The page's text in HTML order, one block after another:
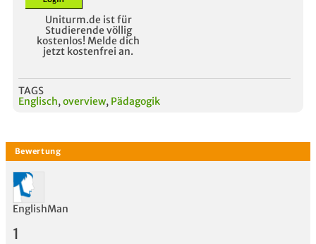
Uniturm.de ist für
Studierende völlig
kostenlos! Melde dich
jetzt kostenfrei an.
TAGS
Englisch, overview, Pädagogik
EnglishMan
1